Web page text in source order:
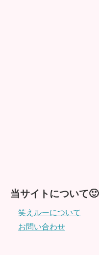
当サイトについて🙂
笑えルーについて
お問い合わせ